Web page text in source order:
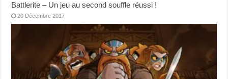
Battlerite – Un jeu au second souffle réussi !
20 Décembre 2017